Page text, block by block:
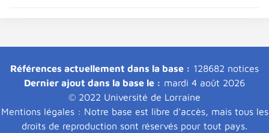
Références actuellement dans la base : 128682 notices
Dernier ajout dans la base le : mardi 4 août 2026
© 2022 Université de Lorraine
Mentions légales : Notre base est libre d'accès, mais tous les
droits de reproduction sont réservés pour tout pays.